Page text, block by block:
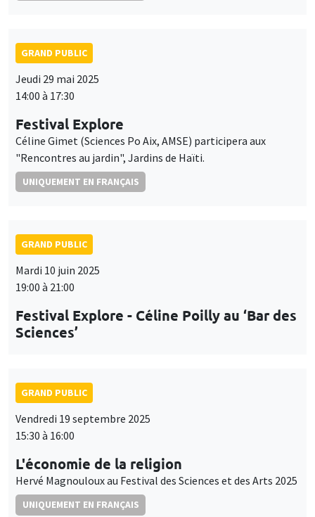
GRAND PUBLIC
Jeudi 29 mai 2025
14:00 à 17:30
Festival Explore
Céline Gimet (Sciences Po Aix, AMSE) participera aux
"Rencontres au jardin", Jardins de Haïti.
UNIQUEMENT EN FRANÇAIS
GRAND PUBLIC
Mardi 10 juin 2025
19:00 à 21:00
Festival Explore - Céline Poilly au ‘Bar des
Sciences’
GRAND PUBLIC
Vendredi 19 septembre 2025
15:30 à 16:00
L'économie de la religion
Hervé Magnouloux au Festival des Sciences et des Arts 2025
UNIQUEMENT EN FRANÇAIS